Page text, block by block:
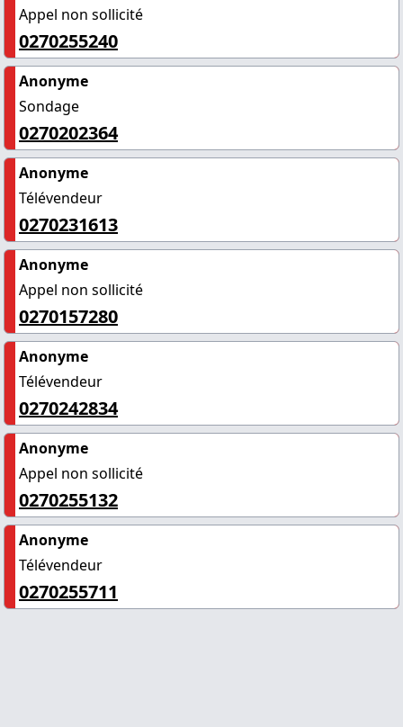
Appel non sollicité
0270255240
Anonyme
Sondage
0270202364
Anonyme
Télévendeur
0270231613
Anonyme
Appel non sollicité
0270157280
Anonyme
Télévendeur
0270242834
Anonyme
Appel non sollicité
0270255132
Anonyme
Télévendeur
0270255711